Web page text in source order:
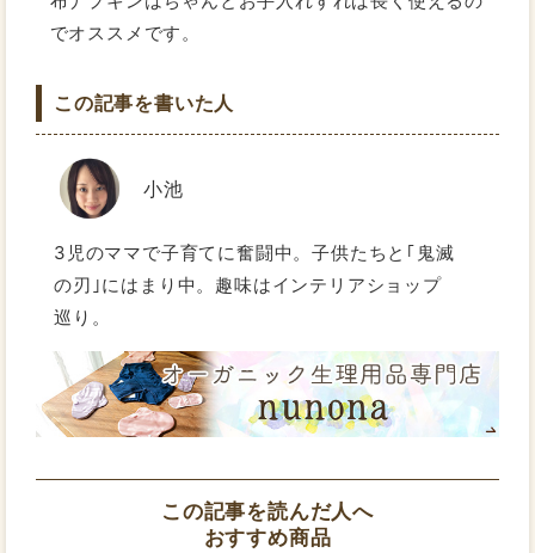
でオススメです。
この記事を書いた人
小池
3児のママで子育てに奮闘中。子供たちと｢鬼滅
の刃｣にはまり中。趣味はインテリアショップ
巡り。
この記事を読んだ人へ
おすすめ商品